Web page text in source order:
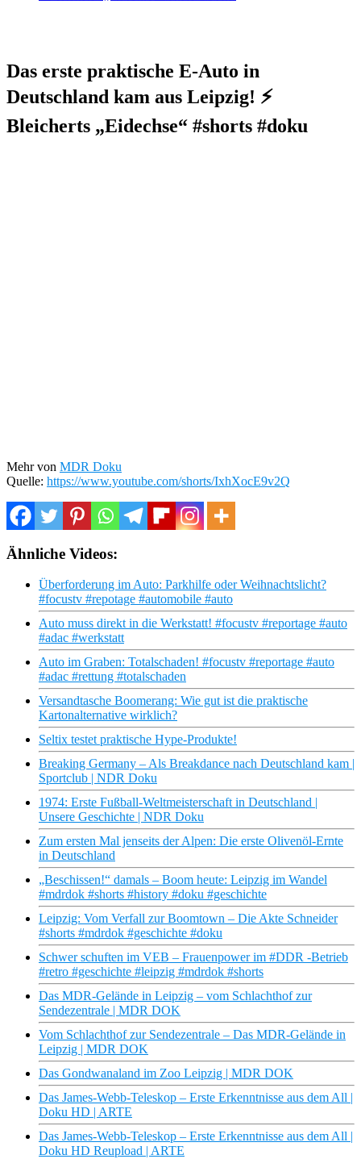
Das erste praktische E-Auto in
Deutschland kam aus Leipzig! ⚡
Bleicherts „Eidechse“ #shorts #doku
Mehr von MDR Doku
Quelle: https://www.youtube.com/shorts/IxhXocE9v2Q
Ähnliche Videos:
Überforderung im Auto: Parkhilfe oder Weihnachtslicht?
#focustv #repotage #automobile #auto
Auto muss direkt in die Werkstatt! #focustv #reportage #auto
#adac #werkstatt
Auto im Graben: Totalschaden! #focustv #reportage #auto
#adac #rettung #totalschaden
Versandtasche Boomerang: Wie gut ist die praktische
Kartonalternative wirklich?
Seltix testet praktische Hype-Produkte!
Breaking Germany – Als Breakdance nach Deutschland kam |
Sportclub | NDR Doku
1974: Erste Fußball-Weltmeisterschaft in Deutschland |
Unsere Geschichte | NDR Doku
Zum ersten Mal jenseits der Alpen: Die erste Olivenöl-Ernte
in Deutschland
„Beschissen!“ damals – Boom heute: Leipzig im Wandel
#mdrdok #shorts #history #doku #geschichte
Leipzig: Vom Verfall zur Boomtown – Die Akte Schneider
#shorts #mdrdok #geschichte #doku
Schwer schuften im VEB – Frauenpower im #DDR -Betrieb
#retro #geschichte #leipzig #mdrdok #shorts
Das MDR-Gelände in Leipzig – vom Schlachthof zur
Sendezentrale | MDR DOK
Vom Schlachthof zur Sendezentrale – Das MDR-Gelände in
Leipzig | MDR DOK
Das Gondwanaland im Zoo Leipzig | MDR DOK
Das James-Webb-Teleskop – Erste Erkenntnisse aus dem All |
Doku HD | ARTE
Das James-Webb-Teleskop – Erste Erkenntnisse aus dem All |
Doku HD Reupload | ARTE